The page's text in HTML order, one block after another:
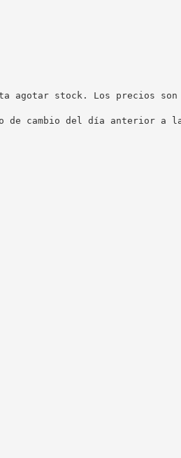
agotar stock. Los precios
de cambio del día anterior a